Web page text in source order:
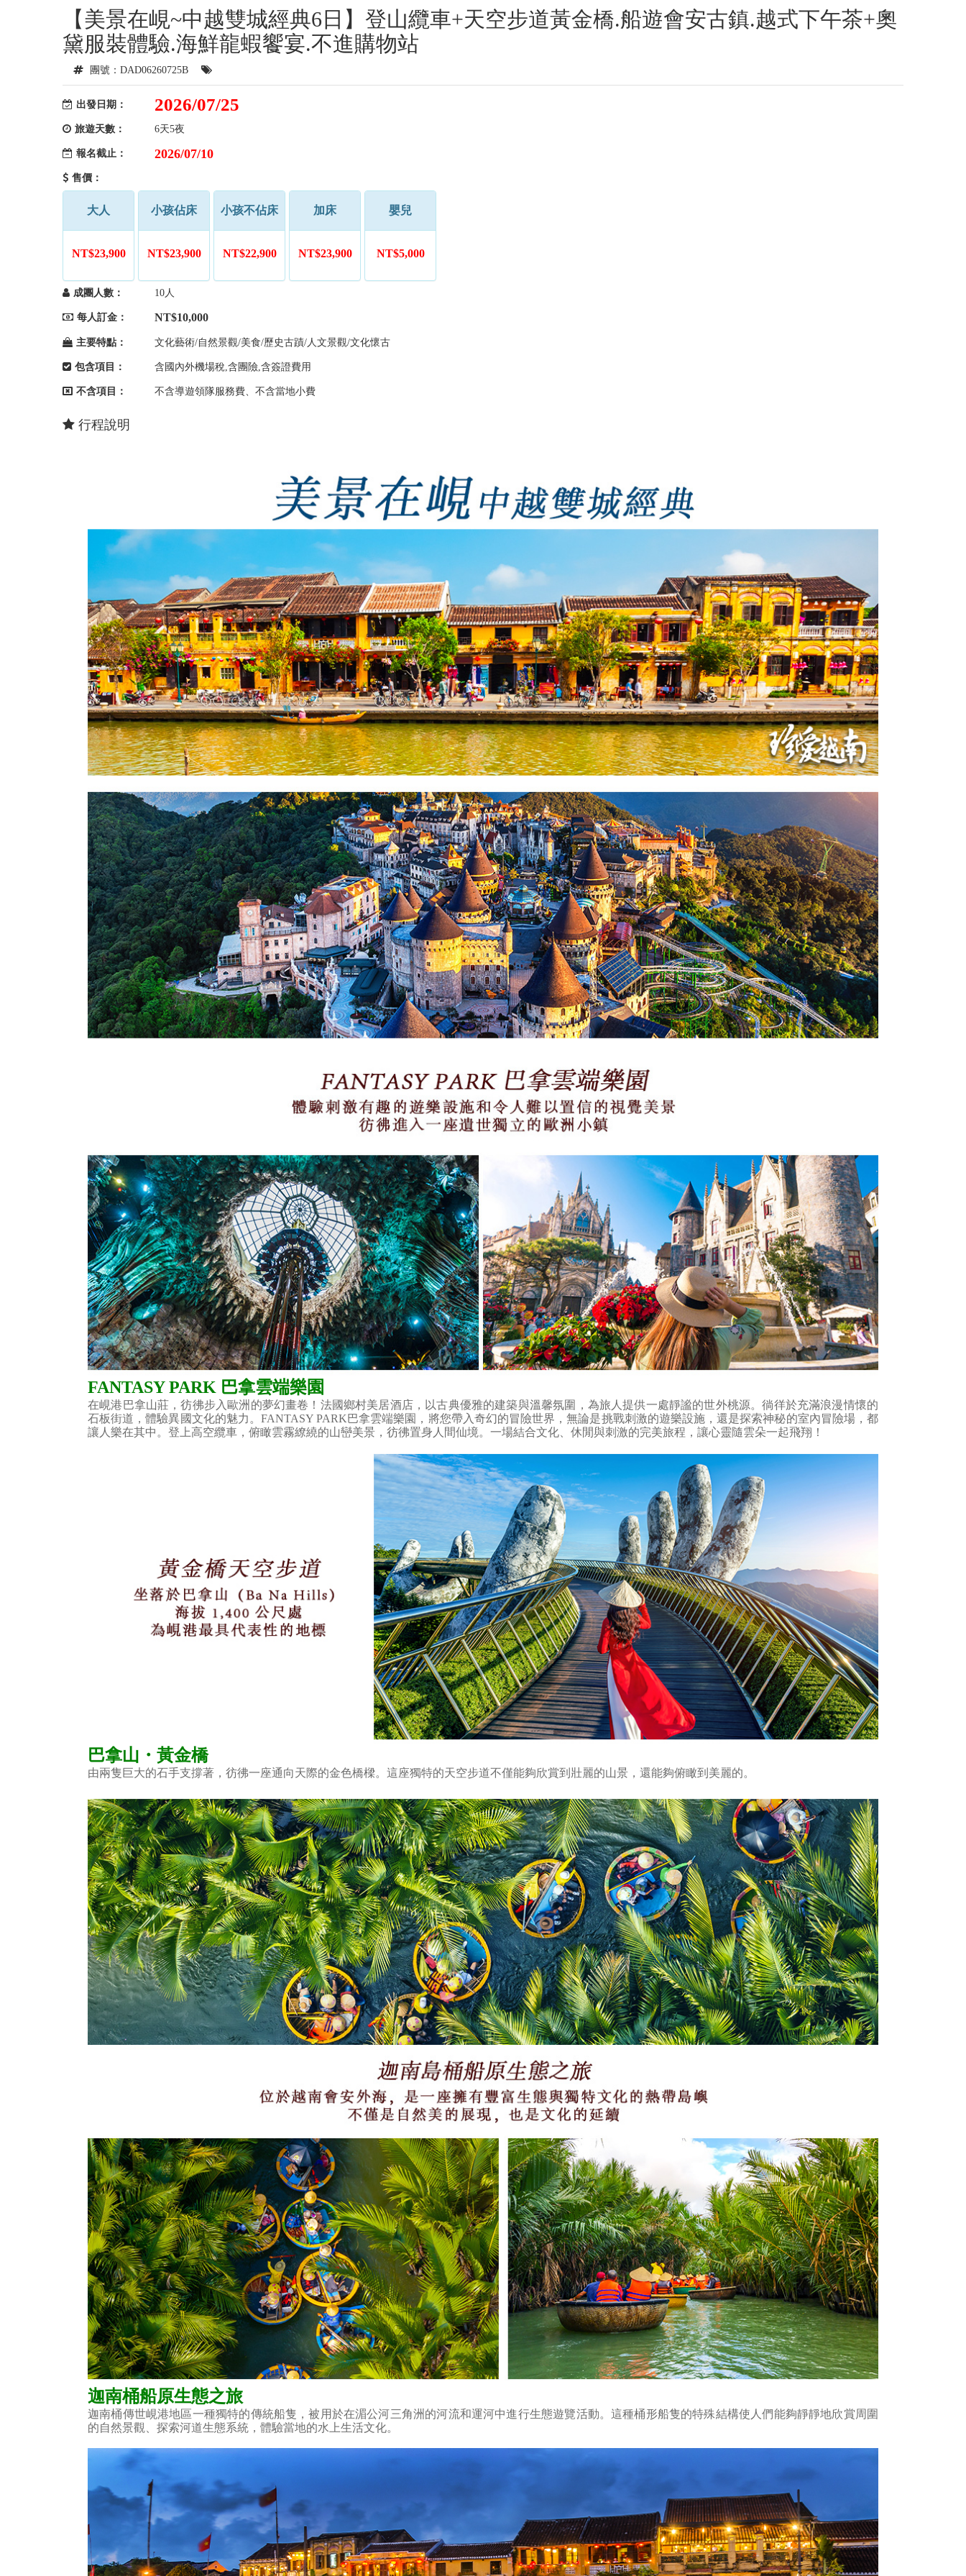
【美景在峴~中越雙城經典6日】登山纜車+天空步道黃金橋.船遊會安古鎮.越式下午茶+奧
黛服裝體驗.海鮮龍蝦饗宴.不進購物站
團號：DAD06260725B
出發日期： 2026/07/25
旅遊天數： 6天5夜
報名截止： 2026/07/10
售價：
大人
NT$23,900
小孩佔床
NT$23,900
小孩不佔床
NT$22,900
加床
NT$23,900
嬰兒
NT$5,000
成團人數： 10人
每人訂金： NT$10,000
主要特點： 文化藝術/自然景觀/美食/歷史古蹟/人文景觀/文化懷古
包含項目： 含國內外機場稅,含團險,含簽證費用
不含項目： 不含導遊領隊服務費、不含當地小費
行程說明
FANTASY PARK 巴拿雲端樂園
在峴港巴拿山莊，彷彿步入歐洲的夢幻畫卷！法國鄉村美居酒店，以古典優雅的建築與溫馨氛圍，為旅人提供一處靜謐的世外桃源。徜徉於充滿浪漫情懷的
石板街道，體驗異國文化的魅力。FANTASY PARK巴拿雲端樂園，將您帶入奇幻的冒險世界，無論是挑戰刺激的遊樂設施，還是探索神秘的室內冒險場，都
讓人樂在其中。登上高空纜車，俯瞰雲霧繚繞的山巒美景，彷彿置身人間仙境。一場結合文化、休閒與刺激的完美旅程，讓心靈隨雲朵一起飛翔！
巴拿山・黃金橋
由兩隻巨大的石手支撐著，彷彿一座通向天際的金色橋樑。這座獨特的天空步道不僅能夠欣賞到壯麗的山景，還能夠俯瞰到美麗的。
迦南桶船原生態之旅
迦南桶傳世峴港地區一種獨特的傳統船隻，被用於在湄公河三角洲的河流和運河中進行生態遊覽活動。這種桶形船隻的特殊結構使人們能夠靜靜地欣賞周圍
的自然景觀、探索河道生態系統，體驗當地的水上生活文化。